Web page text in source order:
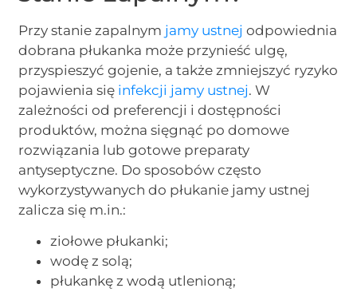
Przy stanie zapalnym jamy ustnej odpowiednia
dobrana płukanka może przynieść ulgę,
przyspieszyć gojenie, a także zmniejszyć ryzyko
pojawienia się infekcji jamy ustnej. W
zależności od preferencji i dostępności
produktów, można sięgnąć po domowe
rozwiązania lub gotowe preparaty
antyseptyczne. Do sposobów często
wykorzystywanych do płukanie jamy ustnej
zalicza się m.in.:
ziołowe płukanki;
wodę z solą;
płukankę z wodą utlenioną;